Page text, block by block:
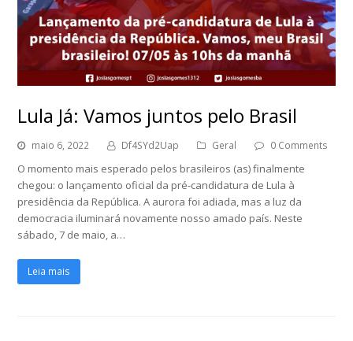
Lula Já: Vamos juntos pelo Brasil
maio 6, 2022 Df4SYd2Uap Geral 0 Comments
O momento mais esperado pelos brasileiros (as) finalmente
chegou: o lançamento oficial da pré-candidatura de Lula à
presidência da República. A aurora foi adiada, mas a luz da
democracia iluminará novamente nosso amado país. Neste
sábado, 7 de maio, a…
Leia mais